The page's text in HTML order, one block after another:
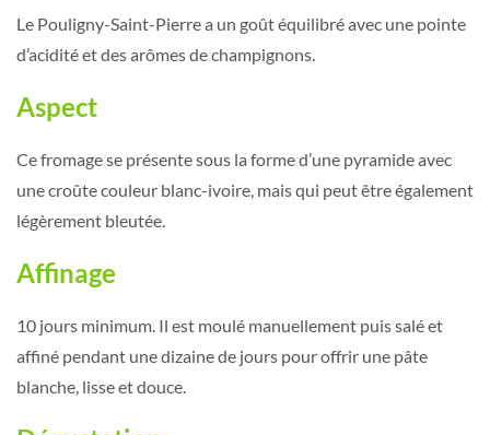
Le Pouligny-Saint-Pierre a un goût équilibré avec une pointe
d’acidité et des arômes de champignons.
Aspect
Ce fromage se présente sous la forme d’une pyramide avec
une croûte couleur blanc-ivoire, mais qui peut être également
légèrement bleutée.
Affinage
10 jours minimum. Il est moulé manuellement puis salé et
affiné pendant une dizaine de jours pour offrir une pâte
blanche, lisse et douce.